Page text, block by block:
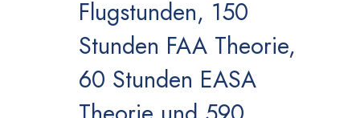
Flugstunden, 150
Stunden FAA Theorie,
60 Stunden EASA